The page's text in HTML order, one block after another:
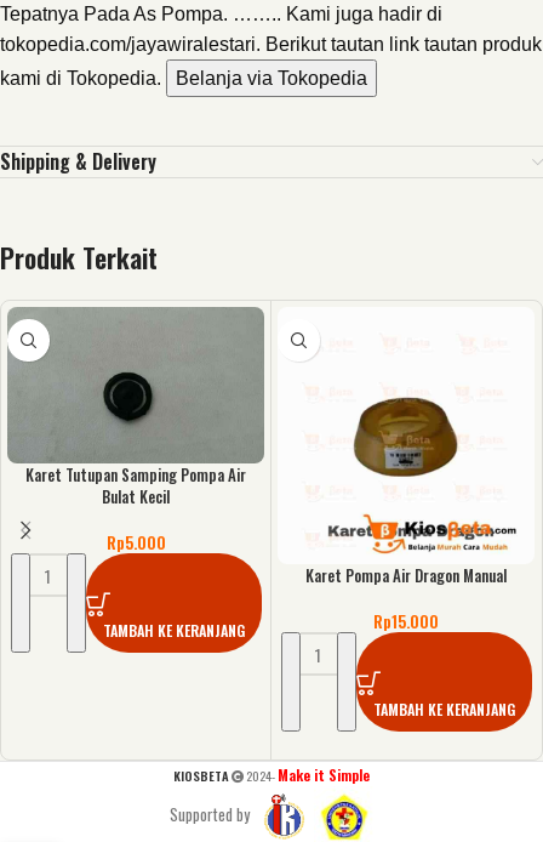
Tepatnya Pada As Pompa. …….. Kami juga hadir di
tokopedia.com/jayawiralestari. Berikut tautan link tautan produk
kami di Tokopedia.
Belanja via Tokopedia
Shipping & Delivery
Produk Terkait
Karet Tutupan Samping Pompa Air
Bulat Kecil
Rp5.000
TAMBAH KE KERANJANG
Karet Pompa Air Dragon Manual
Rp15.000
TAMBAH KE KERANJANG
KIOSBETA 2024- Make it Simple
Supported by